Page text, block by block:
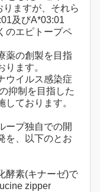
ますが、それら
及びA*03:01
のエピトープペ
薬の創製を目指
ます。
ウイルス感染症
抑制を目指した
ております。
ープ独自での開
を、以下のとお
酵素(キナーゼ)で
zipper